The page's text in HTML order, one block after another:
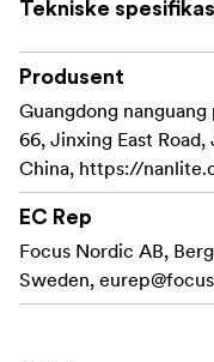
Tekniske
Produsent
Guangdong
66, Jinxing East
China, https://
EC Rep
Focus Nordic AB,
Sweden,